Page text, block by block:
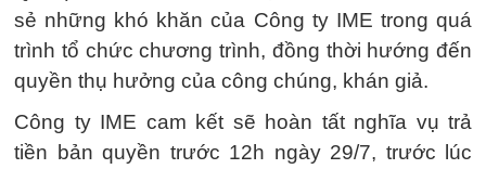
sẻ những khó khăn của Công ty IME trong quá
trình tổ chức chương trình, đồng thời hướng đến
quyền thụ hưởng của công chúng, khán giả.
Công ty IME cam kết sẽ hoàn tất nghĩa vụ trả
tiền bản quyền trước 12h ngày 29/7, trước lúc